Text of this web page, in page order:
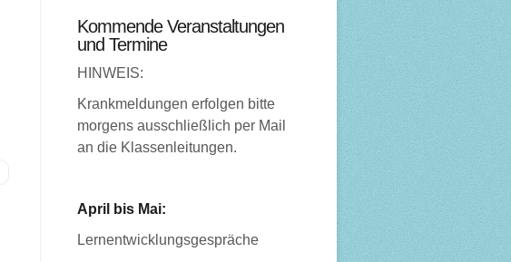
Kommende Veranstaltungen
und Termine
HINWEIS:
Krankmeldungen erfolgen bitte
morgens ausschließlich per Mail
an die Klassenleitungen.
April bis Mai:
Lernentwicklungsgespräche